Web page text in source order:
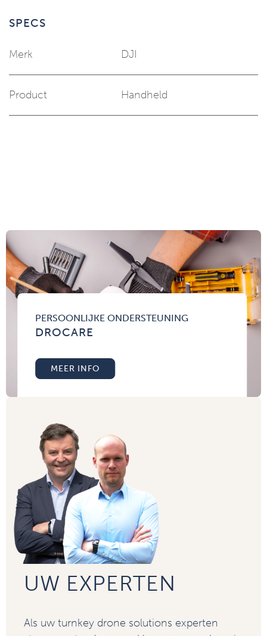
SPECS
Merk DJI
Product Handheld
PERSOONLIJKE ONDERSTEUNING
DROCARE
MEER INFO
UW EXPERTEN
Als uw turnkey drone solutions experten